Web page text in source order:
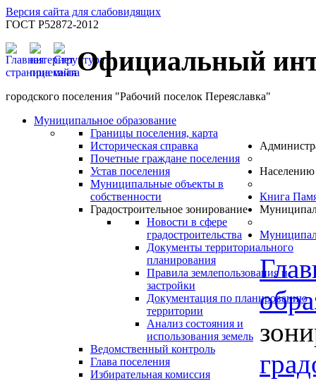
Версия сайта для слабовидящих
ГОСТ Р52872-2012
Официальный
городского поселения "Рабочий поселок Переяславка"
Муниципальное образование
Границы поселения, карта
Историческая справка
Почетные граждане поселения
Устав поселения
Муниципальные объекты в
собственности
Градостроительное зонирование
Новости в сфере
градостроительства
Документы территориального
планирования
Правила землепользования и
застройки
Документация по планированию
территории
Анализ состояния и
использования земель
Ведомственный контроль
Глава поселения
Избирательная комиссия
Населению
Книга